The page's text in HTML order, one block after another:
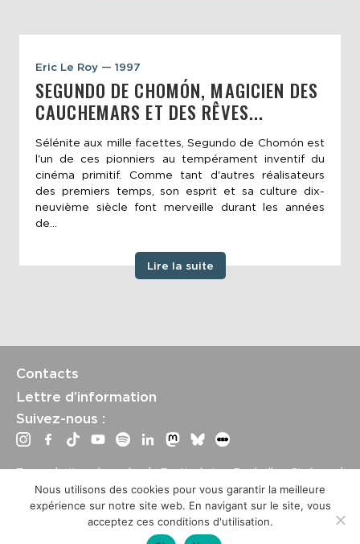
Eric Le Roy — 1997
SEGUNDO DE CHOMÓN, MAGICIEN DES
CAUCHEMARS ET DES RÊVES...
Sélénite aux mille facettes, Segundo de Chomón est
l'un de ces pionniers au tempérament inventif du
cinéma primitif. Comme tant d'autres réalisateurs
des premiers temps, son esprit et sa culture dix-
neuvième siècle font merveille durant les années
de...
Lire la suite
Contacts
Lettre d’information
Suivez-nous :
Tous droits réservés | Festival La Rochelle Cinéma |
International Film Festival – Mentions légales –Conditions
générales de vente
Crédits site : Marine Breton, design ;Etienne Delcambre,
développement et mise à jour
Nous utilisons des cookies pour vous garantir la meilleure
expérience sur notre site web. En navigant sur le site, vous
acceptez ces conditions d'utilisation.